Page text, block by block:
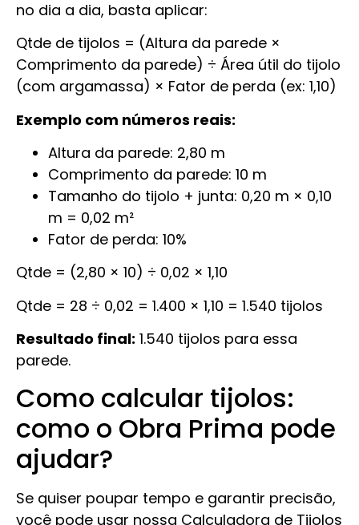
no dia a dia, basta aplicar:
Qtde de tijolos = (Altura da parede ×
Comprimento da parede) ÷ Área útil do tijolo
(com argamassa) × Fator de perda (ex: 1,10)
Exemplo com números reais:
Altura da parede: 2,80 m
Comprimento da parede: 10 m
Tamanho do tijolo + junta: 0,20 m × 0,10
m = 0,02 m²
Fator de perda: 10%
Qtde = (2,80 × 10) ÷ 0,02 × 1,10
Qtde = 28 ÷ 0,02 = 1.400 × 1,10 = 1.540 tijolos
Resultado final: 1.540 tijolos para essa
parede.
Como calcular tijolos:
como o Obra Prima pode
ajudar?
Se quiser poupar tempo e garantir precisão,
você pode usar nossa Calculadora de Tijolos